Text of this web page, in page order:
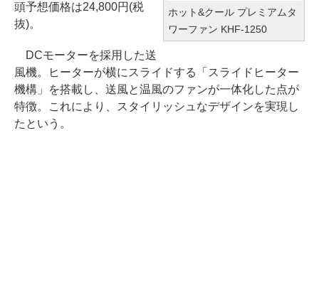
ホット&クール プレミアムタ
ワーファン KHF-1250
頭予想価格は24,800円(税
抜)。
DCモーターを採用した送
風機。ヒーターが横にスライドする「スライドヒーター
機構」を搭載し、送風と温風のファンが一体化した点が
特徴。これにより、スタイリッシュなデザインを実現し
たという。